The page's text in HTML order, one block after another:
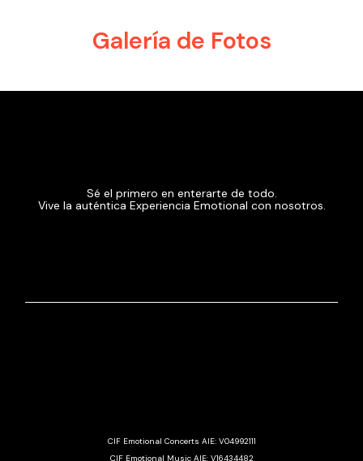
Galería de Fotos
Sé el primero en enterarte de todo.
Vive la auténtica Experiencia Emotional con nosotros.
CIF Emotional Concerts AIE: V04992111
CIF Emotional Music AIE: V16434482